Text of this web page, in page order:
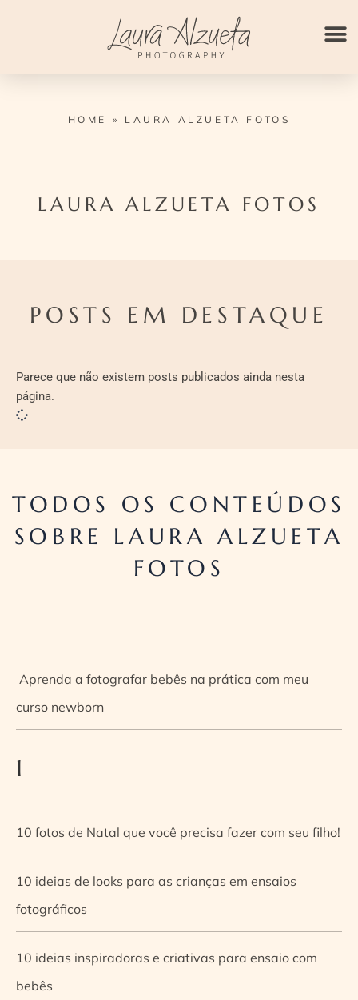
HOME » LAURA ALZUETA FOTOS
LAURA ALZUETA FOTOS
POSTS EM DESTAQUE
Parece que não existem posts publicados ainda nesta
página.
TODOS OS CONTEÚDOS
SOBRE LAURA ALZUETA
FOTOS
Aprenda a fotografar bebês na prática com meu
curso newborn
1
10 fotos de Natal que você precisa fazer com seu filho!
10 ideias de looks para as crianças em ensaios
fotográficos
10 ideias inspiradoras e criativas para ensaio com
bebês